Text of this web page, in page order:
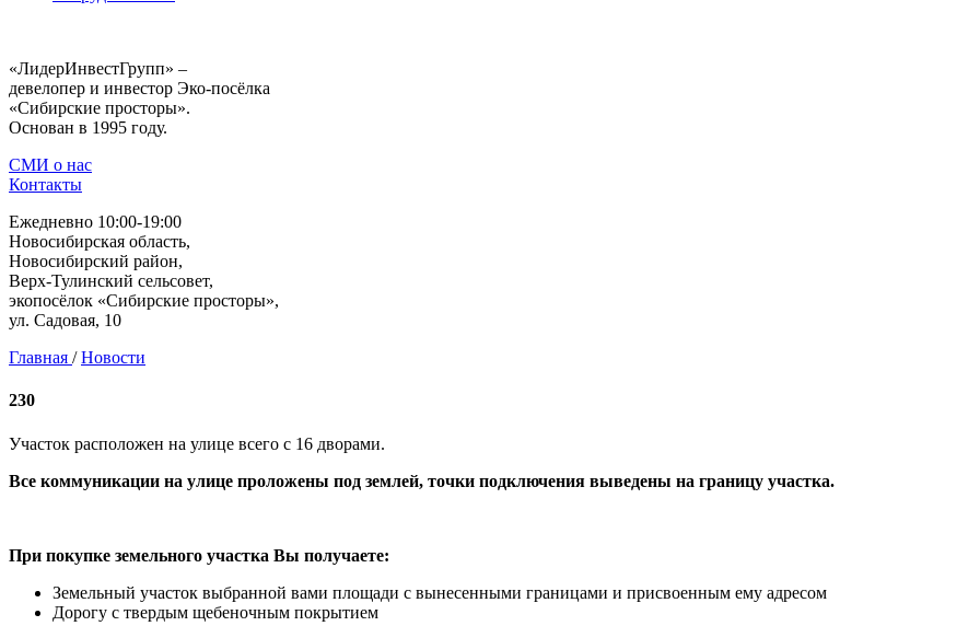
«ЛидерИнвестГрупп» –
девелопер и инвестор Эко-посёлка
«Сибирские просторы».
Основан в 1995 году.
СМИ о нас
Контакты
Ежедневно 10:00-19:00
Новосибирская область,
Новосибирский район,
Верх-Тулинский сельсовет,
экопосёлок «Сибирские просторы»,
ул. Садовая, 10
Главная / Новости
230
Участок расположен на улице всего с 16 дворами.
Все коммуникации на улице проложены под землей, точки подключения выведены на границу участка.
При покупке земельного участка Вы получаете:
Земельный участок выбранной вами площади с вынесенными границами и присвоенным ему адресом
Дорогу с твердым щебеночным покрытием